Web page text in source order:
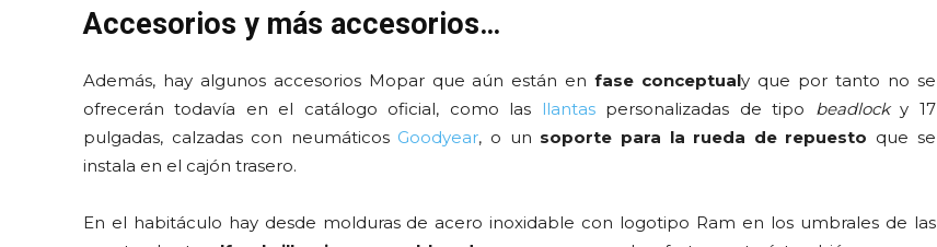
Accesorios y más accesorios…
Además, hay algunos accesorios Mopar que aún están enfase conceptualy que por tanto no se
ofrecerán todavía en el catálogo oficial, como las
llantaspersonalizadas de tipo beadlocky 17
pulgadas, calzadas con neumáticos Goodyear, o un soporte para la rueda de repuesto que se
instala en el cajón trasero.
En el habitáculo hay desde molduras de acero inoxidable con logotipo Ram en los umbrales de las